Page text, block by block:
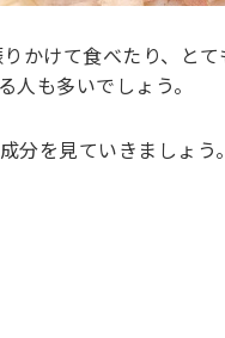
かけて食べたり、と
も多いでしょう。
分を見ていきましょう。